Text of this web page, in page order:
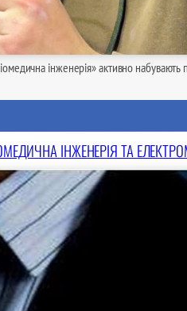
інженерія» активно
ІНЖЕНЕРІЯ ТА